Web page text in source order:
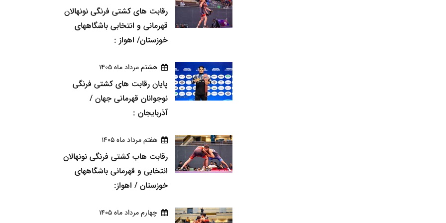
رقابت های کشتی فرنگی نونهالان
قهرمانی و انتخابی باشگاههای
خوزستان/ اهواز :
هشتم مرداد ماه 1405
پایان رقابت های کشتی فرنگی
نوجوانان قهرمانی جهان /
آذربایجان :
هفتم مرداد ماه 1405
رقابت هاب کشتی فرنگی نونهالان
انتخابی و قهرمانی باشگاههای
خوزستان / اهواز:
چهارم مرداد ماه 1405